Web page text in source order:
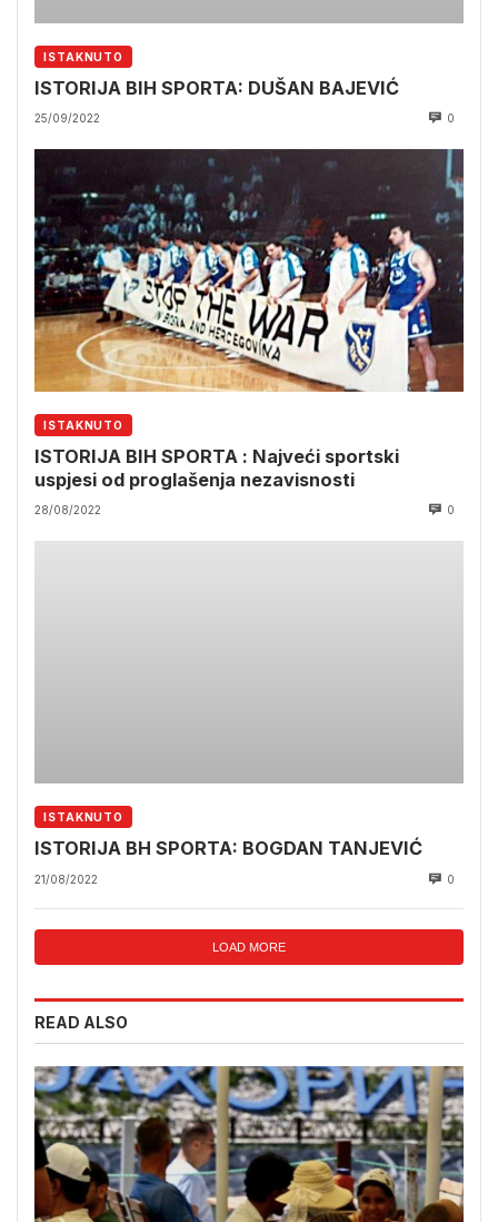
ISTAKNUTO
ISTORIJA BIH SPORTA: DUŠAN BAJEVIĆ
25/09/2022 0
ISTAKNUTO
ISTORIJA BIH SPORTA : Najveći sportski
uspjesi od proglašenja nezavisnosti
28/08/2022 0
ISTAKNUTO
ISTORIJA BH SPORTA: BOGDAN TANJEVIĆ
21/08/2022 0
LOAD MORE
READ ALSO